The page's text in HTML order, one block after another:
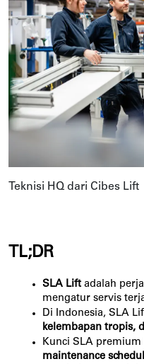
Teknisi HQ dari Cibes Lift
TL;DR
SLA Lift adalah
mengatur servis
Di Indonesia, SLA
kelembapan tropis,
Kunci SLA
maintenance